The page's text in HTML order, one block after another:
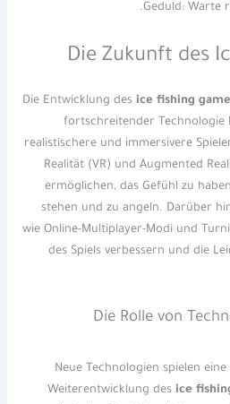
Geduld: Warte
Die Zukunft des
Die Entwicklung des ice fishing game
fortschreitender
realistischere und immersivere
Realität (VR) und Augmented
ermöglichen, das Gefühl zu
stehen und zu angeln. Darüber
wie Online-Multiplayer-Modi und
des Spiels verbessern und die
Die Rolle von
Neue Technologien spielen
Weiterentwicklung des ice